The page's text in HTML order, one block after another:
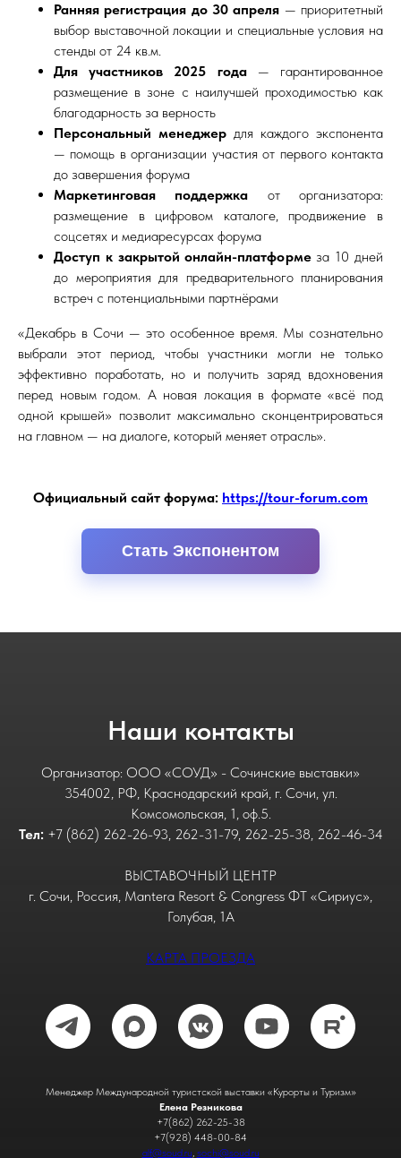
Ранняя регистрация до 30 апреля — приоритетный
выбор выставочной локации и специальные условия на
стенды от 24 кв.м.
Для участников 2025 года— гарантированное
размещение в зоне с наилучшей проходимостью как
благодарность за верность
Персональный менеджер для каждого экспонента
— помощь в организации участия от первого контакта
до завершения форума
Маркетинговая поддержка от организатора:
размещение в цифровом каталоге, продвижение в
соцсетях и медиаресурсах форума
Доступ к закрытой онлайн-платформеза 10 дней
до мероприятия для предварительного планирования
встреч с потенциальными партнёрами
«Декабрь в Сочи — это особенное время. Мы сознательно
выбрали этот период, чтобы участники могли не только
эффективно поработать, но и получить заряд вдохновения
перед новым годом. А новая локация в формате «всё под
одной крышей» позволит максимально сконцентрироваться
на главном — на диалоге, который меняет отрасль».
Официальный сайт форума: https://tour-forum.com
Стать Экспонентом
Наши контакты
Организатор: ООО «СОУД» - Сочинские выставки»
354002, РФ, Краснодарский край, г. Сочи, ул.
Комсомольская, 1, оф.5.
Тел: +7 (862) 262-26-93, 262-31-79, 262-25-38, 262-46-34
ВЫСТАВОЧНЫЙ ЦЕНТР
г. Сочи, Россия, Mantera Resort & Congress ФТ «Сириус»,
Голубая, 1А
КАРТА ПРОЕЗДА
Менеджер Международной туристской выставки «Курорты и Туризм»
Елена Резникова
+7(862) 262-25-38
+7(928) 448-00-84
alf@soud.ru, sochi@soud.ru